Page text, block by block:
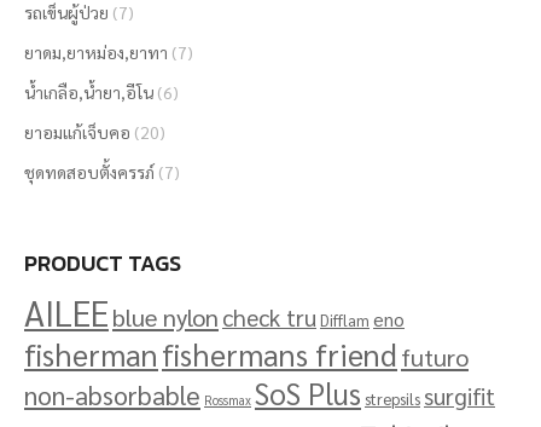
รถเข็นผู้ป่วย (7)
ยาดม,ยาหม่อง,ยาทา (7)
น้ำเกลือ,น้ำยา,อีโน (6)
ยาอมแก้เจ็บคอ (20)
ชุดทดสอบตั้งครรภ์ (7)
PRODUCT TAGS
AILEEblue nylon check tru Difflam eno
fishermanfishermans friend futuro
non-absorbable Rossmax SoS Plus strepsils surgifit